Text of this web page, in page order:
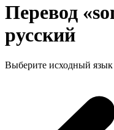
Перевод
русский
Выберите исходный язык